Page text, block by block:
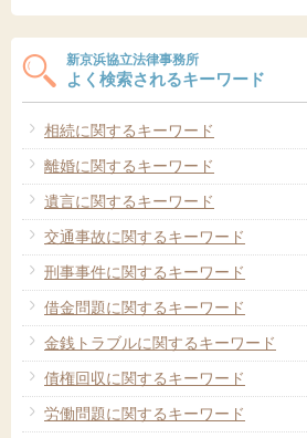
新京浜協立法律事務所
よく検索されるキーワード
相続に関するキーワード
離婚に関するキーワード
遺言に関するキーワード
交通事故に関するキーワード
刑事事件に関するキーワード
借金問題に関するキーワード
金銭トラブルに関するキーワード
債権回収に関するキーワード
労働問題に関するキーワード